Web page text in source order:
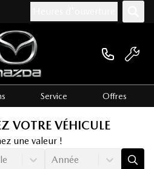
Service Offres
VOTRE VÉHICULE
une valeur !
Année